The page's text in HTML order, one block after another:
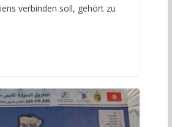
verbinden soll, gehört zu